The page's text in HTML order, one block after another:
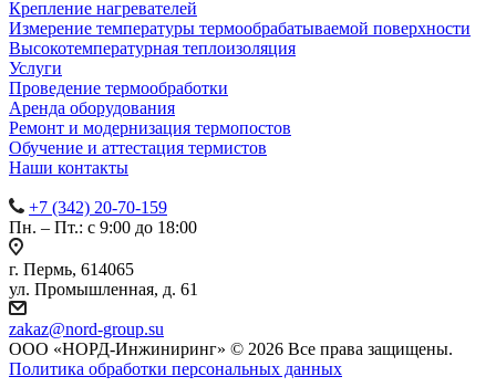
Крепление нагревателей
Измерение температуры термообрабатываемой поверхности
Высокотемпературная теплоизоляция
Услуги
Проведение термообработки
Аренда оборудования
Ремонт и модернизация термопостов
Обучение и аттестация термистов
Наши контакты
+7 (342) 20-70-159
Пн. – Пт.: с 9:00 до 18:00
г. Пермь, 614065
ул. Промышленная, д. 61
zakaz@nord-group.su
ООО «НОРД-Инжиниринг» © 2026 Все права защищены.
Политика обработки персональных данных